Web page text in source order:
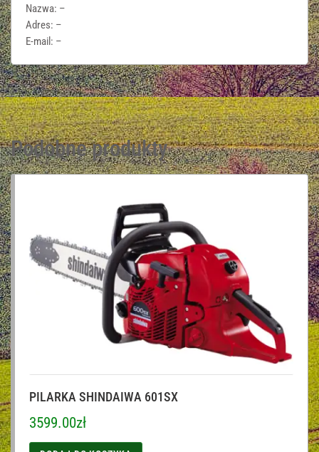
Nazwa: –
Adres: –
E-mail: –
Podobne produkty
PILARKA SHINDAIWA 601SX
3599.00zł